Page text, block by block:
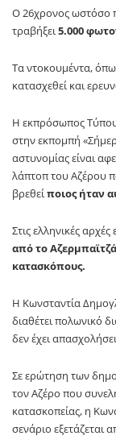
Ο 26χρονος ωστόσο
τραβήξει5.000
Τα ντοκουμέντα,
κατασχεθεί και
Η εκπρόσωπος
στην εκπομπή
αστυνομίας είναι
λάπτοπ του Αζέρου
βρεθείποιος ήταν
Στις ελληνικές
από το
κατασκόπους.
Η Κωνσταντία
διαθέτει πολωνικό
δεν έχει
Σε ερώτηση των
τον Αζέρο που
κατασκοπείας, η
σενάριο εξετάζεται